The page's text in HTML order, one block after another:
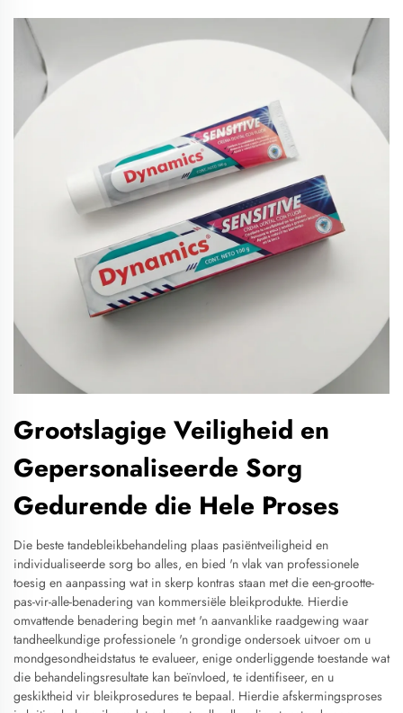
Grootslagige Veiligheid en
Gepersonaliseerde Sorg
Gedurende die Hele Proses
Die beste tandebleikbehandeling plaas pasiëntveiligheid en
individualiseerde sorg bo alles, en bied 'n vlak van professionele
toesig en aanpassing wat in skerp kontras staan met die een-grootte-
pas-vir-alle-benadering van kommersiële bleikprodukte. Hierdie
omvattende benadering begin met 'n aanvanklike raadgewing waar
tandheelkundige professionele 'n grondige ondersoek uitvoer om u
mondgesondheidstatus te evalueer, enige onderliggende toestande wat
die behandelingsresultate kan beïnvloed, te identifiseer, en u
geskiktheid vir bleikprosedures te bepaal. Hierdie afskermingsproses